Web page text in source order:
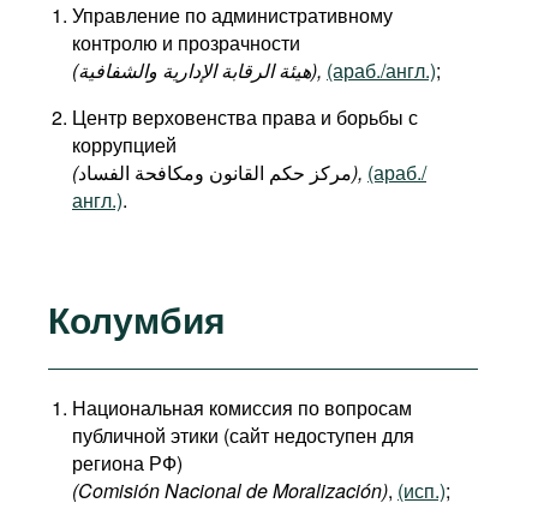
Управление по административному
контролю и прозрачности
(هيئة الرقابة الإدارية والشفافية), (араб./англ.);
Центр верховенства права и борьбы с
коррупцией
(مركز حكم القانون ومكافحة الفساد), (араб./
англ.).
Колумбия
Национальная комиссия по вопросам
публичной этики (сайт недоступен для
региона РФ)
(Comisión Nacional de Moralización), (исп.);